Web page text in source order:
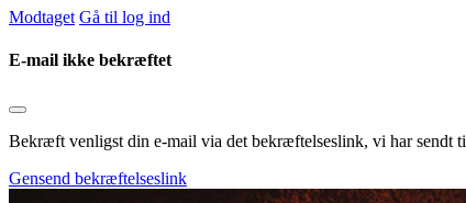
Modtaget Gå til log ind
E-mail ikke bekræftet
Bekræft venligst din e-mail via det bekræftelseslink, vi har sendt
Gensend bekræftelseslink